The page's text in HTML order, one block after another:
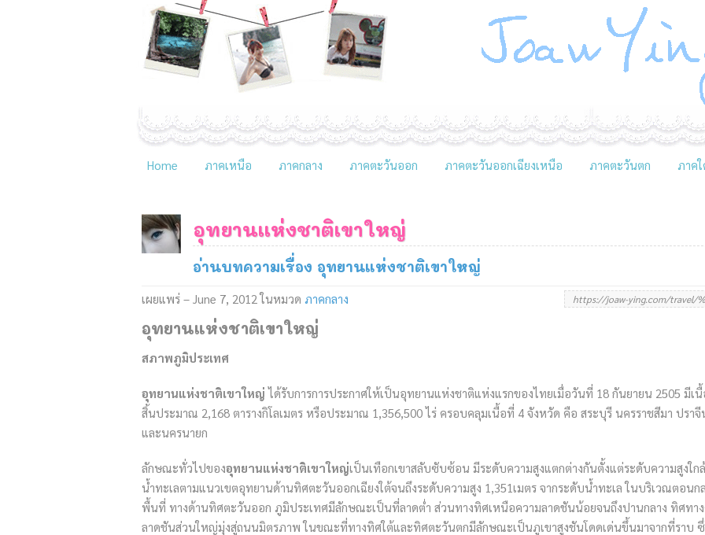
Home ภาคเหนือ ภาคกลาง ภาคตะวันออก ภาคตะวันออกเฉียงเหนือ ภาคตะวันตก ภาค
อุทยานแห่งชาติเขาใหญ่
อ่านบทความเรื่อง อุทยานแห่งชาติเขาใหญ่
เผยแพร่ – June 7, 2012ในหมวด ภาคกลาง
อุทยานแห่งชาติเขาใหญ่
สภาพภูมิประเทศ
อุทยานแห่งชาติเขาใหญ่ ได้รับการการประกาศให้เป็นอุทยานแห่งชาติแห่งแรกของไทยเมื่อวันที่ 18 กันยายน 2505 มีเ
สิ้นประมาณ 2,168 ตารางกิโลเมตร หรือประมาณ 1,356,500 ไร่ ครอบคลุมเนื้อที่ 4 จังหวัด คือ สระบุรี นครราชสีมา ปรา
และนครนายก
ลักษณะทั่วไปของอุทยานแห่งชาติเขาใหญ่เป็นเทือกเขาสลับซับซ้อน มีระดับความสูงแตกต่างกันตั้งแต่ระดับความสูงใก
น้ำทะเลตามแนวเขตอุทยานด้านทิศตะวันออกเฉียงใต้จนถึงระดับความสูง 1,351เมตร จากระดับน้ำทะเล ในบริเวณตอนก
พื้นที่ ทางด้านทิศตะวันออก ภูมิประเทศมีลักษณะเป็นที่ลาดต่ำ ส่วนทางทิศเหนือความลาดชันน้อยจนถึงปานกลาง ทิศทา
ลาดชันส่วนใหญ่มุ่งสู่ถนนมิตรภาพ ในขณะที่ทางทิศใต้และทิศตะวันตกมีลักษณะเป็นภูเขาสูงชันโดดเด่นขึ้นมาจากที่ราบ ซึ่